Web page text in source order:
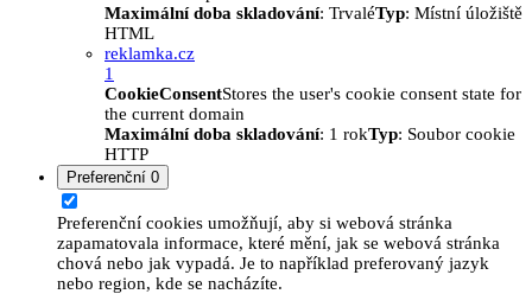
Maximální doba skladování: TrvaléTyp: Místní úložiště
HTML
reklamka.cz
1
CookieConsentStores the user's cookie consent state for
the current domain
Maximální doba skladování: 1 rokTyp: Soubor cookie
HTTP
Preferenční 0
Preferenční cookies umožňují, aby si webová stránka
zapamatovala informace, které mění, jak se webová stránka
chová nebo jak vypadá. Je to například preferovaný jazyk
nebo region, kde se nacházíte.